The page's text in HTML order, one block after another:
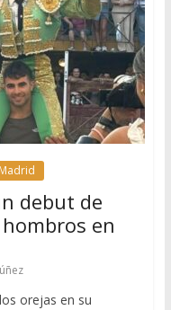
debut de
en
orejas en su